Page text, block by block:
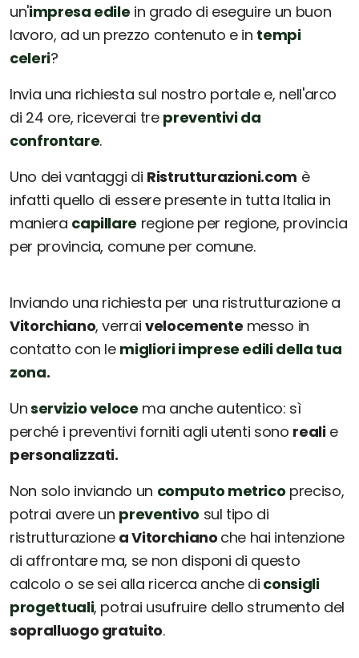
un'impresa edile in grado di eseguire un buon
lavoro, ad un prezzo contenuto e in tempi
celeri?
Invia una richiesta sul nostro portale e, nell'arco
di 24 ore, riceverai tre preventivi da
confrontare.
Uno dei vantaggi di Ristrutturazioni.com è
infatti quello di essere presente in tutta Italia in
maniera capillare regione per regione, provincia
per provincia, comune per comune.
Inviando una richiesta per una ristrutturazione a
Vitorchiano, verraivelocemente messo in
contatto con le migliori imprese edili della tua
zona.
Unservizio veloce ma anche autentico: sì
perché i preventivi forniti agli utenti sono realie
personalizzati.
Non solo inviando un computo metrico preciso,
potrai avere un preventivo sul tipo di
ristrutturazione a Vitorchiano che hai intenzione
di affrontare ma, se non disponi di questo
calcolo o se sei alla ricerca anche di consigli
progettuali, potrai usufruire dello strumento del
sopralluogo gratuito.